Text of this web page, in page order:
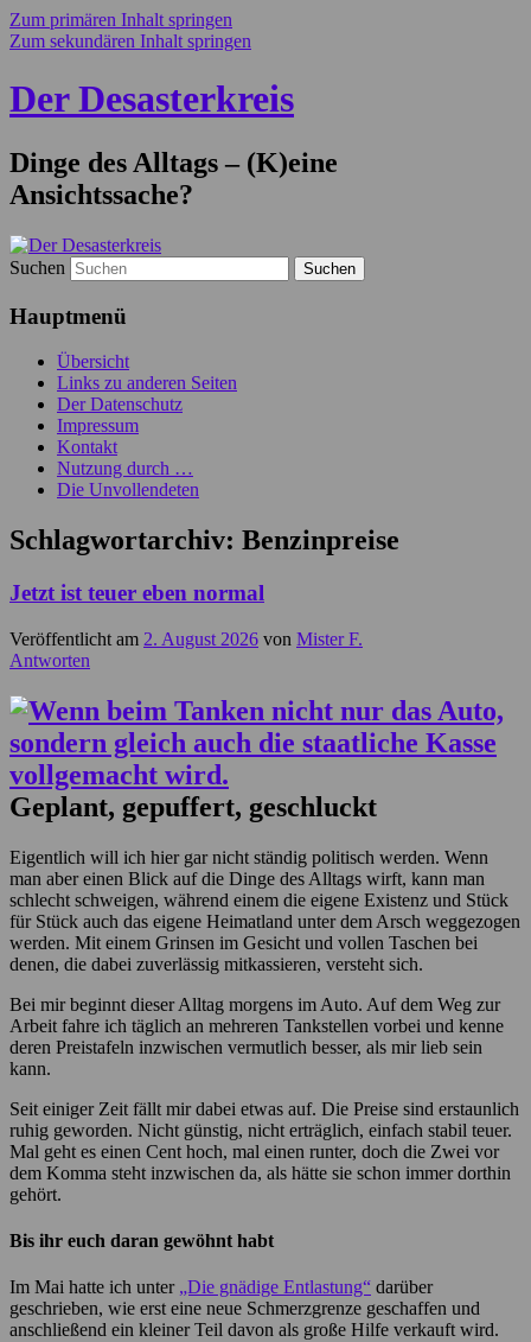
Zum primären Inhalt springen
Zum sekundären Inhalt springen
Der Desasterkreis
Dinge des Alltags – (K)eine
Ansichtssache?
Suchen
Hauptmenü
Übersicht
Links zu anderen Seiten
Der Datenschutz
Impressum
Kontakt
Nutzung durch …
Die Unvollendeten
Schlagwortarchiv: Benzinpreise
Jetzt ist teuer eben normal
Veröffentlicht am 2. August 2026 von Mister F.
Antworten
Geplant, gepuffert, geschluckt
Eigentlich will ich hier gar nicht ständig politisch werden. Wenn
man aber einen Blick auf die Dinge des Alltags wirft, kann man
schlecht schweigen, während einem die eigene Existenz und Stück
für Stück auch das eigene Heimatland unter dem Arsch weggezogen
werden. Mit einem Grinsen im Gesicht und vollen Taschen bei
denen, die dabei zuverlässig mitkassieren, versteht sich.
Bei mir beginnt dieser Alltag morgens im Auto. Auf dem Weg zur
Arbeit fahre ich täglich an mehreren Tankstellen vorbei und kenne
deren Preistafeln inzwischen vermutlich besser, als mir lieb sein
kann.
Seit einiger Zeit fällt mir dabei etwas auf. Die Preise sind erstaunlich
ruhig geworden. Nicht günstig, nicht erträglich, einfach stabil teuer.
Mal geht es einen Cent hoch, mal einen runter, doch die Zwei vor
dem Komma steht inzwischen da, als hätte sie schon immer dorthin
gehört.
Bis ihr euch daran gewöhnt habt
Im Mai hatte ich unter „Die gnädige Entlastung“ darüber
geschrieben, wie erst eine neue Schmerzgrenze geschaffen und
anschließend ein kleiner Teil davon als große Hilfe verkauft wird.